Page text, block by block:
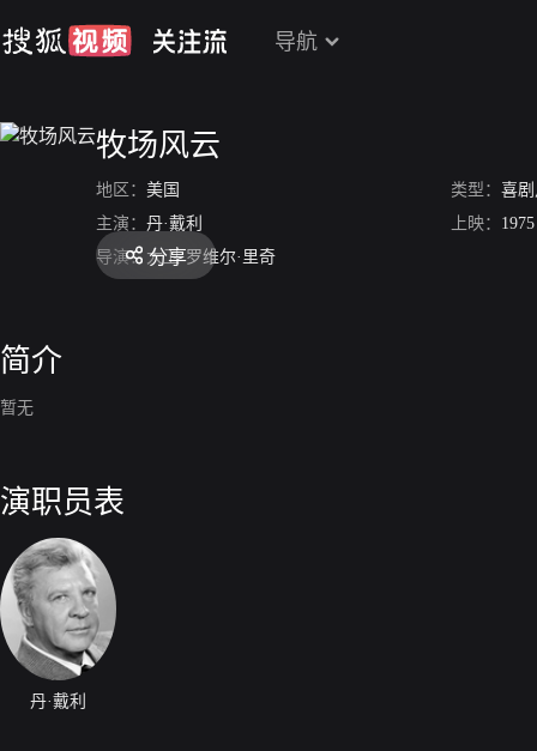
导航
牧场风云
地区： 美国 类型： 喜
主演： 丹·戴利 上映： 1975
导演： 大卫·罗维尔·里奇
分享
简介
暂无
演职员表
丹·戴利